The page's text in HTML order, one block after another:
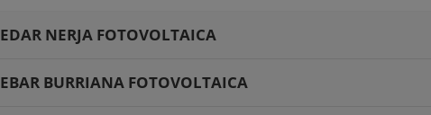
EDAR NERJA FOTOVOLTAICA
EBAR BURRIANA FOTOVOLTAICA